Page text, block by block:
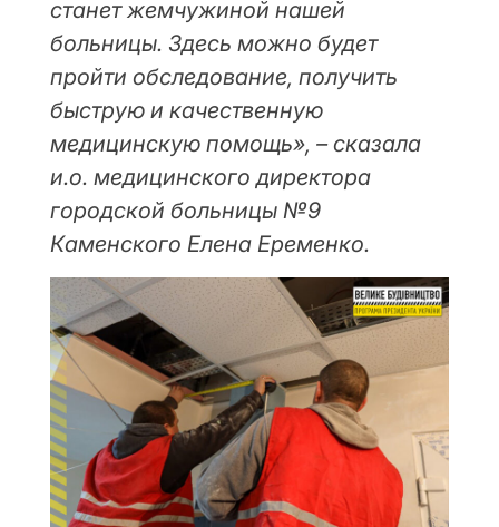
станет жемчужиной нашей
больницы. Здесь можно будет
пройти обследование, получить
быструю и качественную
медицинскую помощь», – сказала
и.о. медицинского директора
городской больницы №9
Каменского Елена Еременко.